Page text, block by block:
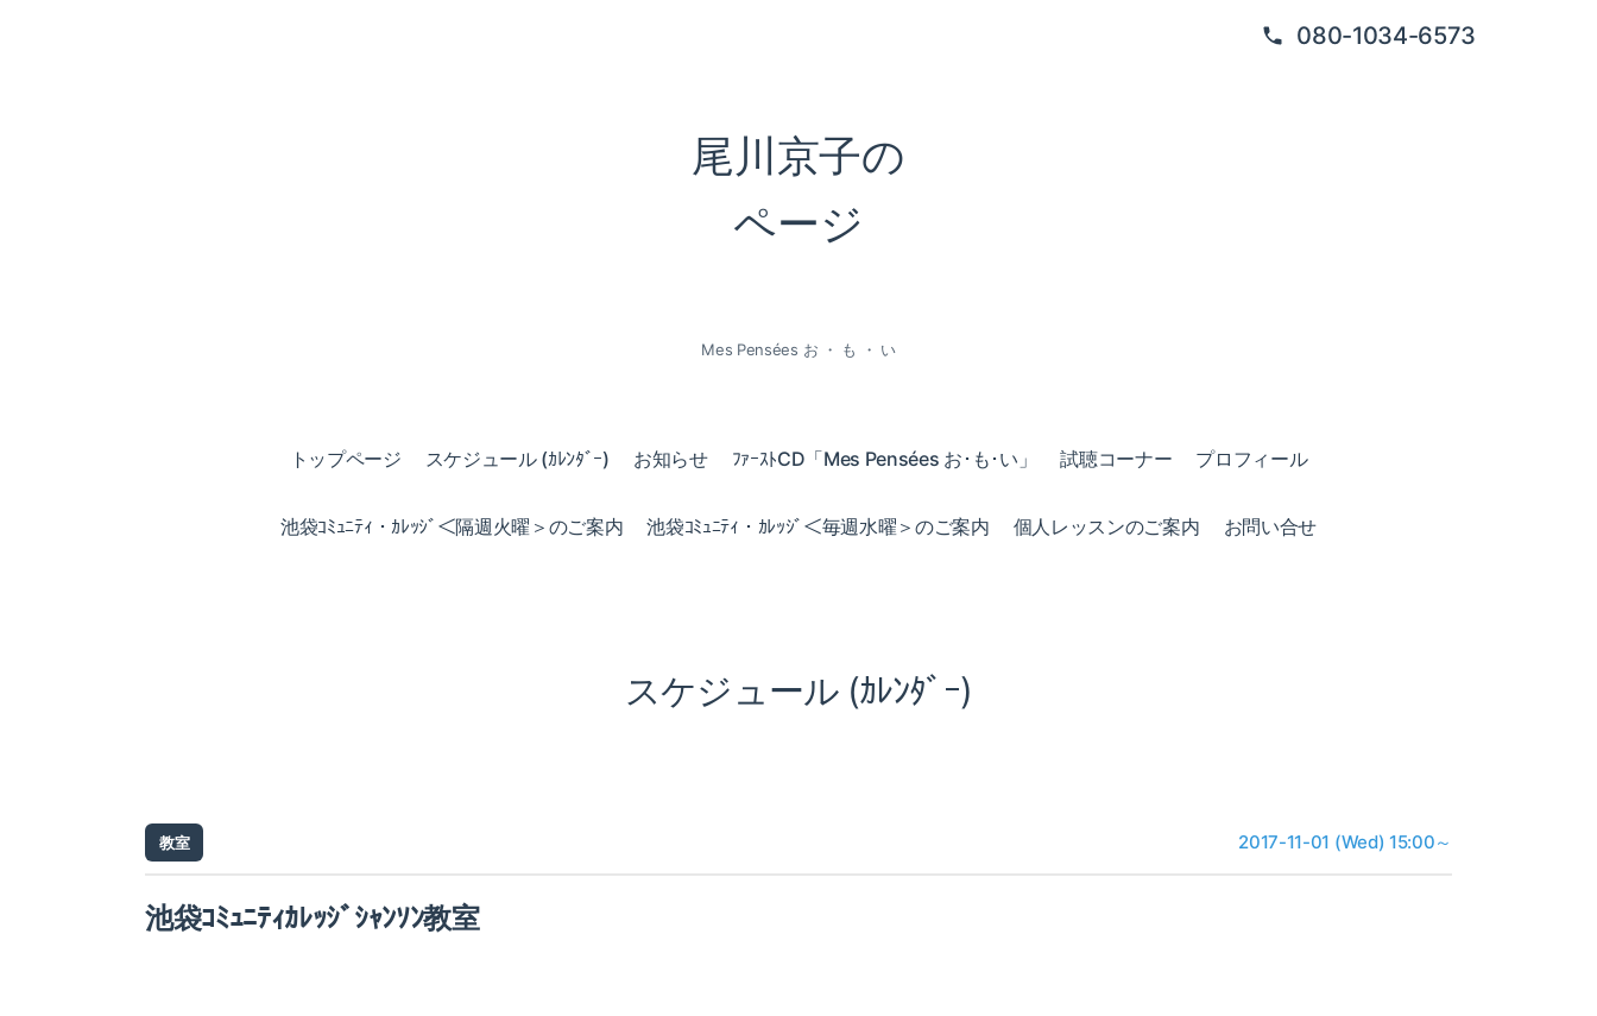
080-1034-6573
尾川京子の
ページ
Mes Pensées お ・ も ・ い
トップページ スケジュール (ｶﾚﾝﾀﾞｰ) お知らせ ﾌｧｰｽﾄCD「Mes Pensées お･も･い」 試聴コーナー プロフィール
池袋ｺﾐｭﾆﾃｨ・ｶﾚｯｼﾞ＜隔週火曜＞のご案内 池袋ｺﾐｭﾆﾃｨ・ｶﾚｯｼﾞ＜毎週水曜＞のご案内 個人レッスンのご案内 お問い合せ
スケジュール (ｶﾚﾝﾀﾞｰ)
教室 2017-11-01 (Wed) 15:00～
池袋ｺﾐｭﾆﾃｨｶﾚｯｼﾞｼｬﾝｿﾝ教室